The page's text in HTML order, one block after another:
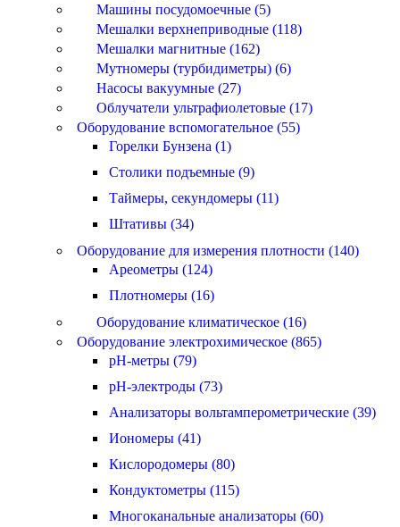
Машины посудомоечные (5)
Мешалки верхнеприводные (118)
Мешалки магнитные (162)
Мутномеры (турбидиметры) (6)
Насосы вакуумные (27)
Облучатели ультрафиолетовые (17)
Оборудование вспомогательное (55)
Горелки Бунзена (1)
Столики подъемные (9)
Таймеры, секундомеры (11)
Штативы (34)
Оборудование для измерения плотности (140)
Ареометры (124)
Плотномеры (16)
Оборудование климатическое (16)
Оборудование электрохимическое (865)
pH-метры (79)
pH-электроды (73)
Анализаторы вольтамперометрические (39)
Иономеры (41)
Кислородомеры (80)
Кондуктометры (115)
Многоканальные анализаторы (60)